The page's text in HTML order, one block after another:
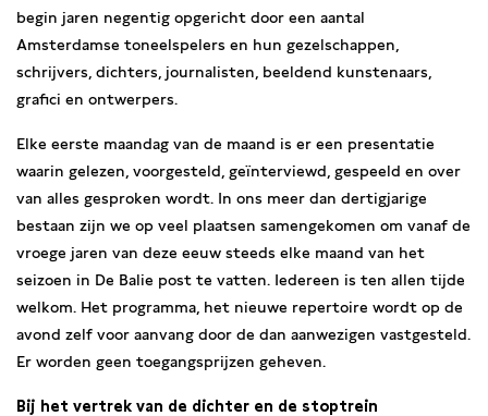
begin jaren negentig opgericht door een aantal
Amsterdamse toneelspelers en hun gezelschappen,
schrijvers, dichters, journalisten, beeldend kunstenaars,
grafici en ontwerpers.
Elke eerste maandag van de maand is er een presentatie
waarin gelezen, voorgesteld, geïnterviewd, gespeeld en over
van alles gesproken wordt. In ons meer dan dertigjarige
bestaan zijn we op veel plaatsen samengekomen om vanaf de
vroege jaren van deze eeuw steeds elke maand van het
seizoen in De Balie post te vatten. Iedereen is ten allen tijde
welkom. Het programma, het nieuwe repertoire wordt op de
avond zelf voor aanvang door de dan aanwezigen vastgesteld.
Er worden geen toegangsprijzen geheven.
Bij het vertrek van de dichter en de stoptrein